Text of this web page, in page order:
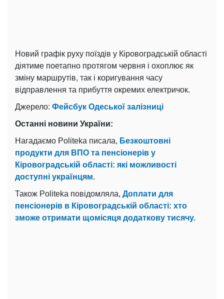
Новий графік руху поїздів у Кіровоградській області
діятиме поетапно протягом червня і охоплює як
зміну маршрутів, так і коригування часу
відправлення та прибуття окремих електричок.
Джерело: Фейсбук Одеської залізниці
Останні новини України:
Нагадаємо Politeka писала, Безкоштовні
продукти для ВПО та пенсіонерів у
Кіровоградській області: які можливості
доступні українцям.
Також Politeka повідомляла, Доплати для
пенсіонерів в Кіровоградській області: хто
зможе отримати щомісяця додаткову тисячу.